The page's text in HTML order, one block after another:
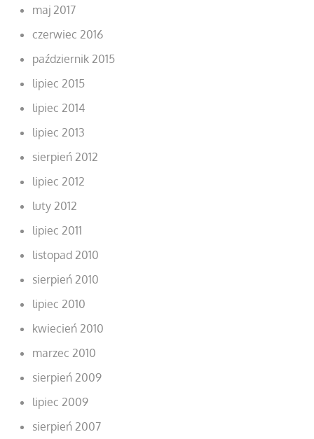
maj 2017
czerwiec 2016
październik 2015
lipiec 2015
lipiec 2014
lipiec 2013
sierpień 2012
lipiec 2012
luty 2012
lipiec 2011
listopad 2010
sierpień 2010
lipiec 2010
kwiecień 2010
marzec 2010
sierpień 2009
lipiec 2009
sierpień 2007